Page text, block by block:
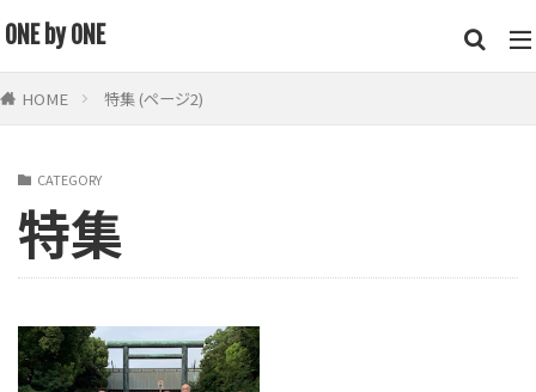
ONE by ONE
HOME 特集 (ページ2)
CATEGORY
特集
カテゴリー